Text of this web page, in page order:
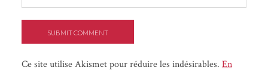
Ce site utilise Akismet pour réduire les indésirables. En